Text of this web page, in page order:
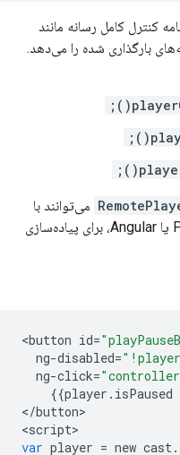
کنترل کامل رسانه مانند
بارگذاری شده را می‌دهد.
می‌توانند با
چارچوب‌های اتصال داده، مانند Polymer یا Angular، برای پیاده‌سازی
<button id=
ng-disabled=
ng-click=
{{player . isPaused
</button>
<script
var player = new cast.